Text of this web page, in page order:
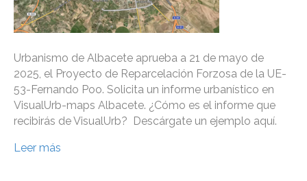
Urbanismo de Albacete aprueba a 21 de mayo de
2025, el Proyecto de Reparcelación Forzosa de la UE-
53-Fernando Poo. Solicita un informe urbanístico en
VisualUrb-maps Albacete. ¿Cómo es el informe que
recibirás de VisualUrb? Descárgate un ejemplo aquí.
Leer más